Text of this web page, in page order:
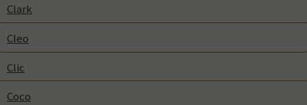
Clark
Cleo
Clic
Coco